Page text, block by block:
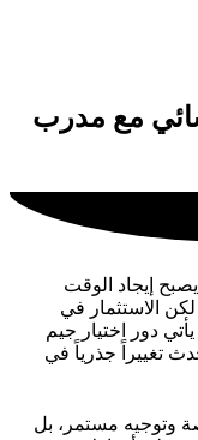
مع مدرب
إيجاد الوقت
لكن الاستثمار في
دور اختيار جيم
تغييراً جذرياً في
وتوجيه مستمر، بل